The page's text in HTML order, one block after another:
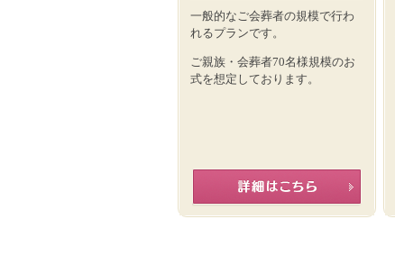
一般的なご会葬者の規模で行わ
れるプランです。
ご親族・会葬者70名様規模のお
式を想定しております。